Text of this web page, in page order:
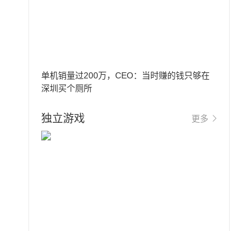
单机销量过200万，CEO：当时赚的钱只够在
深圳买个厕所
独立游戏 更多